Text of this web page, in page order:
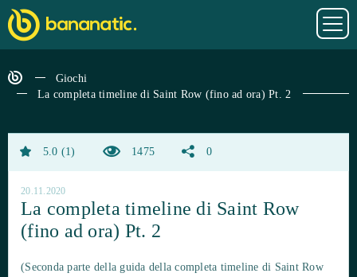
Giochi
La completa timeline di Saint Row (fino ad ora) Pt. 2
5.0 1 1475 0
20.11.2020
La completa timeline di Saint Row
(fino ad ora) Pt. 2
(Seconda parte della guida della completa timeline di Saint Row